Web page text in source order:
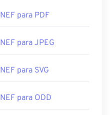
NEF para PDF
NEF para JPEG
NEF para SVG
NEF para ODD